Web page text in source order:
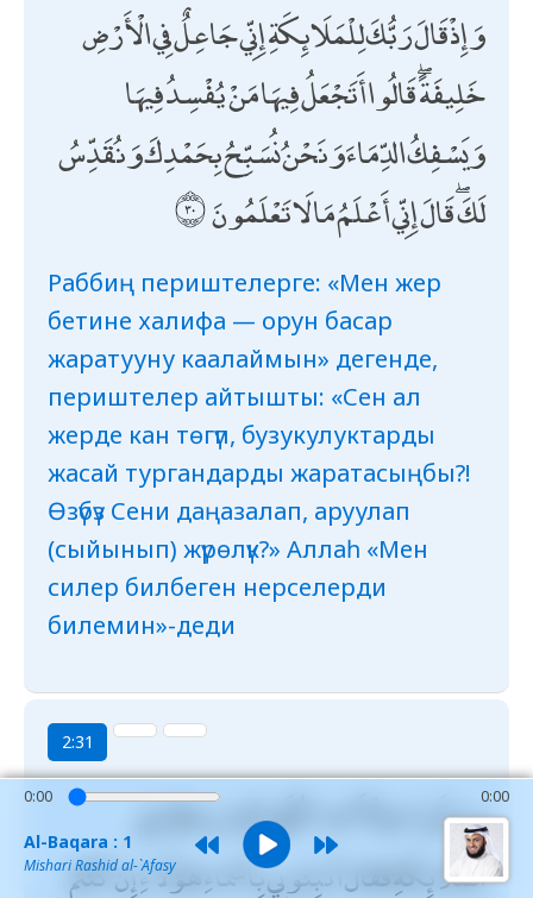
وَإِذْ قَالَ رَبُّكَ لِلْمَلَائِكَةِ إِنِّي جَاعِلٌ فِي الْأَرْضِ
خَلِيفَةً ۖ قَالُوا أَتَجْعَلُ فِيهَا مَنْ يُفْسِدُ فِيهَا
وَيَسْفِكُ الدِّمَاءَ وَنَحْنُ نُسَبِّحُ بِحَمْدِكَ وَنُقَدِّسُ
لَكَ ۖ قَالَ إِنِّي أَعْلَمُ مَا لَا تَعْلَمُونَ
Раббиң периштелерге: «Мен жер
бетине халифа — орун басар
жаратууну каалаймын» дегенде,
периштелер айтышты: «Сен ал
жерде кан төгүп, бузукулуктарды
жасай тургандарды жаратасыңбы?!
Өзүбүз Сени даңазалап, аруулап
(сыйынып) жүрөлүк?» Аллаһ «Мен
силер билбеген нерселерди
билемин»-деди
2:31
وَعَلَّمَ آدَمَ الْأَسْمَاءَ كُلَّهَا ثُمَّ عَرَضَهُمْ عَلَى
الْمَلَائِكَةِ فَقَالَ أَنْبِئُونِي بِأَسْمَاءِ هَٰؤُلَاءِ إِنْ كُنْتُمْ
0:00 0:00
Al-Baqara : 1
Mishari Rashid al-`Afasy